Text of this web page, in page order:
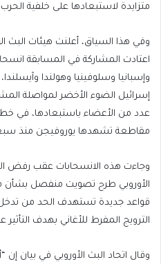
متزايدة لاستبعادها على خلفية
وفي هذا السياق، أعلنت هيئات
وإسبانيا وسلوفينيا وهولندا
إسرائيل الضوء الأخضر لمواصلة
عدد من الأعضاء باستبعادها، في
مقاطعة تشهدها يوروفيجن منذ
وجاءت هذه الانسحابات عقب رفض
الأوروبي طرح تصويت منفصل بشأن
قواعد جديدة تستهدف الحد من
الترويج المفرط للأغاني بهدف
وقال اتحاد البث الأوروبي في بيان